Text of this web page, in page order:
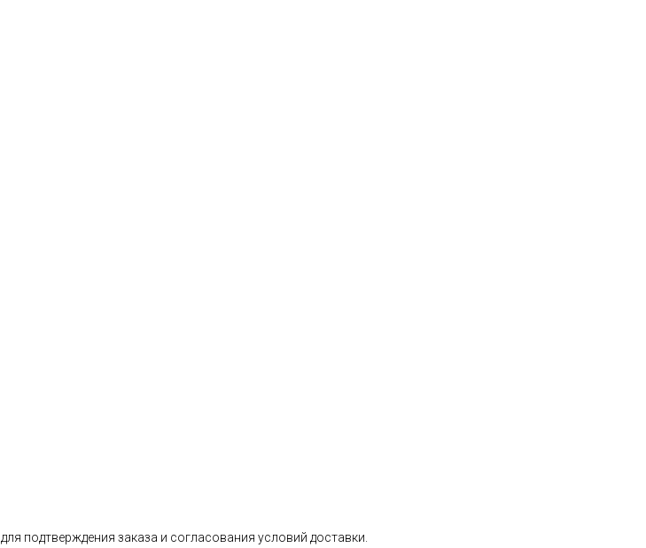
подтверждения заказа и согласования условий доставки.